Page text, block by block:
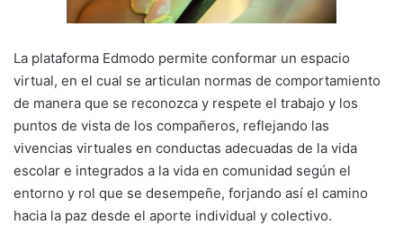
La plataforma Edmodo permite conformar un espacio
virtual, en el cual se articulan normas de comportamiento
de manera que se reconozca y respete el trabajo y los
puntos de vista de los compañeros, reflejando las
vivencias virtuales en conductas adecuadas de la vida
escolar e integrados a la vida en comunidad según el
entorno y rol que se desempeñe, forjando así el camino
hacia la paz desde el aporte individual y colectivo.